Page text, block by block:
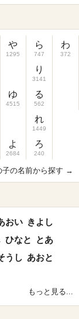
や
1295
ゆ
4515
よ
2684
ら
747
り
3141
る
562
れ
1449
ろ
240
わ
372
子の名前から探す →
おい きよし
ひなと
とあ
うし あおと
もっと見る...